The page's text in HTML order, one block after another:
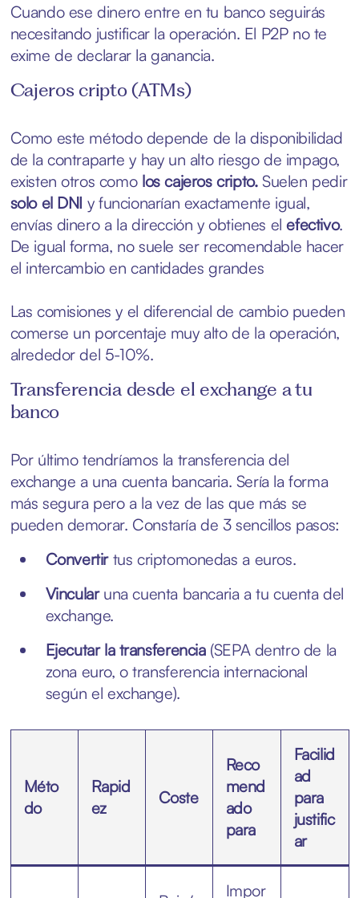
Cuando ese dinero entre en tu banco seguirás
necesitando justificar la operación. El P2P no te
exime de declarar la ganancia.
Cajeros cripto (ATMs)
Como este método depende de la disponibilidad
de la contraparte y hay un alto riesgo de impago,
existen otros comolos cajeros cripto.Suelen pedir
solo el DNI y funcionarían exactamente igual,
envías dinero a la dirección y obtienes elefectivo.
De igual forma, no suele ser recomendable hacer
el intercambio en cantidades grandes
Las comisiones y el diferencial de cambio pueden
comerse un porcentaje muy alto de la operación,
alrededor del 5-10%.
Transferencia desde el exchange a tu
banco
Por último tendríamos la transferencia del
exchange a una cuenta bancaria. Sería la forma
más segura pero a la vez de las que más se
pueden demorar. Constaría de 3 sencillos pasos:
Convertir tus criptomonedas a euros.
Vincularuna cuenta bancaria a tu cuenta del
exchange.
Ejecutar la transferencia(SEPA dentro de la
zona euro, o transferencia internacional
según el exchange).
Méto
do
Rapid
ez
Coste
Reco
mend
ado
para
Facilid
ad
para
justific
ar
Impor